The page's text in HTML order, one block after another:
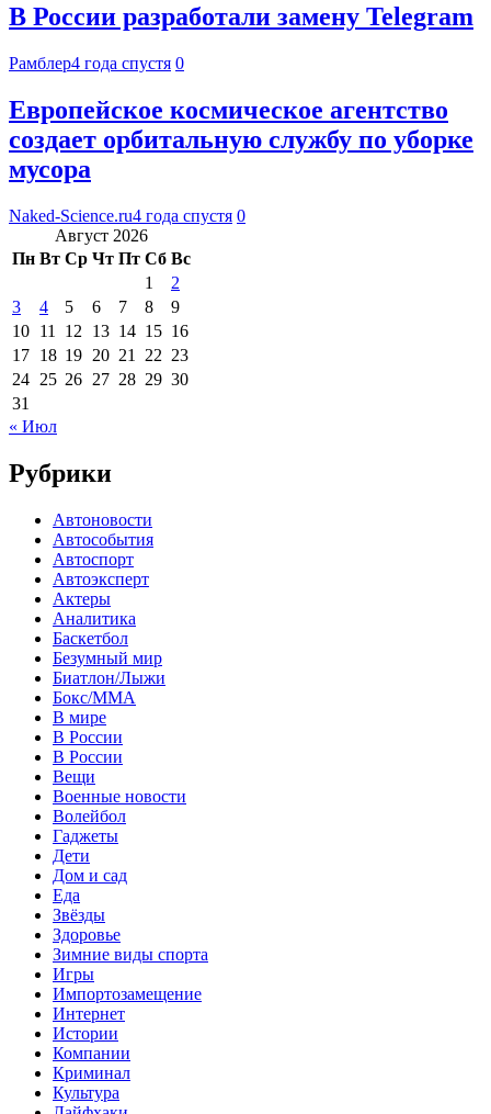
В России разработали замену Telegram
Рамблер4 года спустя 0
Европейское космическое агентство
создает орбитальную службу по уборке
мусора
Naked-Science.ru4 года спустя 0
Август 2026
Пн Вт Ср Чт Пт Сб Вс
1
2
3
4 5 6 7 8
9
10 11 12 13 14 15 16
17 18 19 20 21 22 23
24 25 26 27 28 29 30
31
« Июл
Рубрики
Автоновости
Автособытия
Автоспорт
Автоэксперт
Актеры
Аналитика
Баскетбол
Безумный мир
Биатлон/Лыжи
Бокс/MMA
В мире
В России
В России
Вещи
Военные новости
Волейбол
Гаджеты
Дети
Дом и сад
Еда
Звёзды
Здоровье
Зимние виды спорта
Игры
Импортозамещение
Интернет
Истории
Компании
Криминал
Культура